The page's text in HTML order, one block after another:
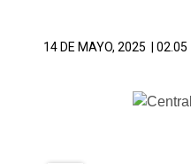
14 DE MAYO, 2025 | 02.05